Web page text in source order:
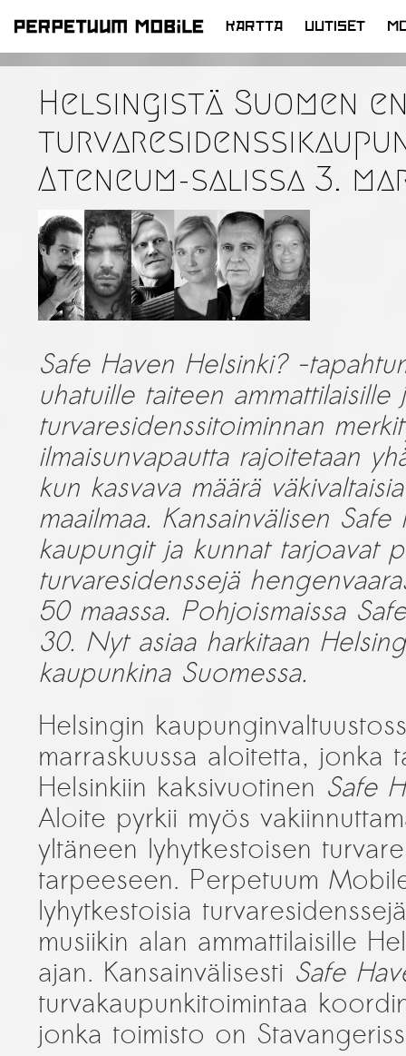
SIIRRY
KARTTA UUTISET
Helsingistä Suomen
Ateneum-salissa 3.
Safe Haven Helsinki? -
uhatuille taiteen ammattilaisille
turvaresidenssitoiminnan
ilmaisunvapautta rajoitetaan
kun kasvava määrä
maailmaa. Kansainvälisen
kaupungit ja kunnat tarjoavat
turvaresidenssejä
50 maassa. Pohjoismaissa
30. Nyt asiaa harkitaan
kaupunkina Suomessa.
Helsingin
marraskuussa aloitetta, jonka
Helsinkiin kaksivuotinen Safe
Aloite pyrkii myös
yltäneen lyhytkestoisen
tarpeeseen. Perpetuum
lyhytkestoisia
musiikin alan ammattilaisille
ajan. Kansainvälisesti Safe
turvakaupunkitoimintaa
jonka toimisto on